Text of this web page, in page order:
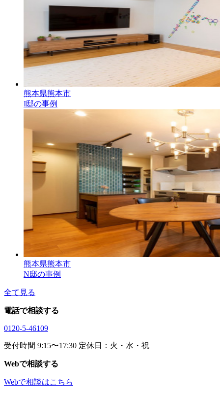
熊本県熊本市
I邸の事例
熊本県熊本市
N邸の事例
全て見る
電話で相談する
0120-5-46109
受付時間 9:15〜17:30 定休日：火・水・祝
Webで相談する
Webで相談はこちら